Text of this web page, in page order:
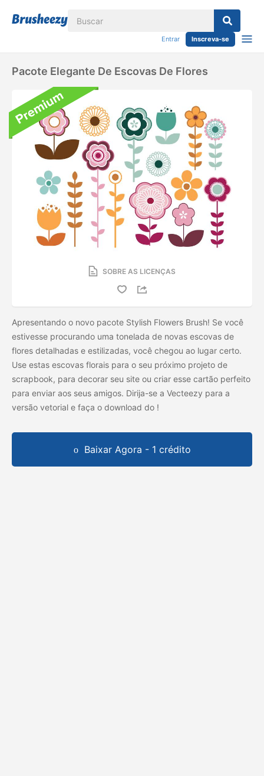
Entrar Inscreva-se
Pacote Elegante De Escovas De Flores
SOBRE AS LICENÇAS
Apresentando o novo pacote Stylish Flowers Brush! Se você
estivesse procurando uma tonelada de novas escovas de
flores detalhadas e estilizadas, você chegou ao lugar certo.
Use estas escovas florais para o seu próximo projeto de
scrapbook, para decorar seu site ou criar esse cartão perfeito
para enviar aos seus amigos. Dirija-se a Vecteezy para a
versão vetorial e faça o download do !
Baixar Agora - 1 crédito